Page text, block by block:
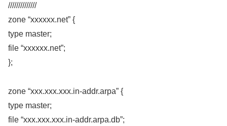
//////////////
zone “xxxxxx.net” {
type master;
file “xxxxxx.net”;
};
zone “xxx.xxx.xxx.in-addr.arpa” {
type master;
file “xxx.xxx.xxx.in-addr.arpa.db”;